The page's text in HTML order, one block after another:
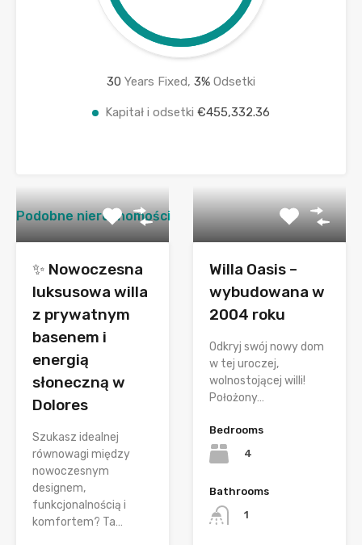
30 Years Fixed, 3% Odsetki
Kapitał i odsetki €455,332.36
Podobne nieruchomości
✨ Nowoczesna
luksusowa willa
z prywatnym
basenem i
energią
słoneczną w
Dolores
Szukasz idealnej
równowagi między
nowoczesnym
designem,
funkcjonalnością i
komfortem? Ta…
Willa Oasis –
wybudowana w
2004 roku
Odkryj swój nowy dom
w tej uroczej,
wolnostojącej willi!
Położony…
Bedrooms
4
Bathrooms
1